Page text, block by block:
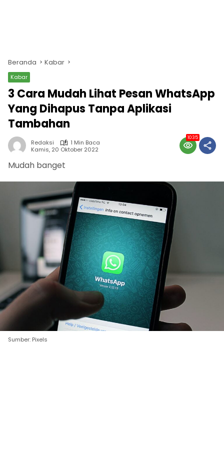
Beranda Kabar
Kabar
3 Cara Mudah Lihat Pesan WhatsApp
Yang Dihapus Tanpa Aplikasi
Tambahan
Redaksi
1 Min Baca
Kamis, 20 Oktober 2022
1035
Mudah banget
Sumber: Pixels